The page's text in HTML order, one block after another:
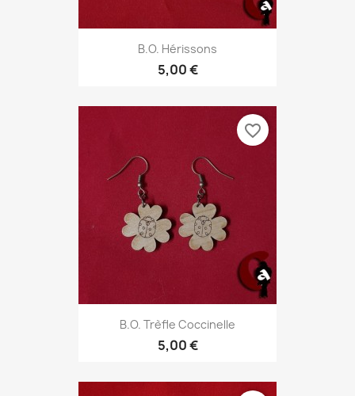
B.O. Hérissons
5,00 €
B.O. Trèfle Coccinelle
5,00 €
favorite_border